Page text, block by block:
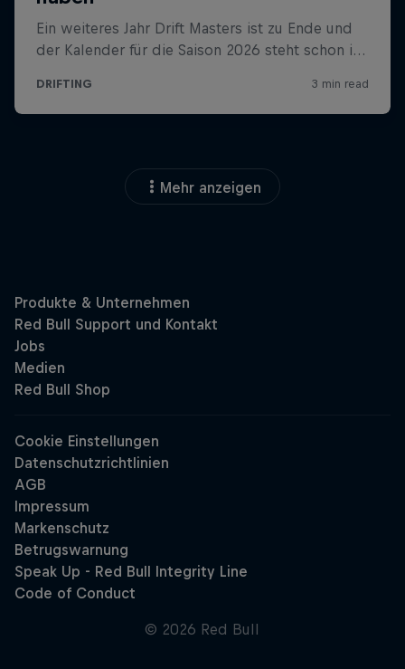
Mehr anzeigen